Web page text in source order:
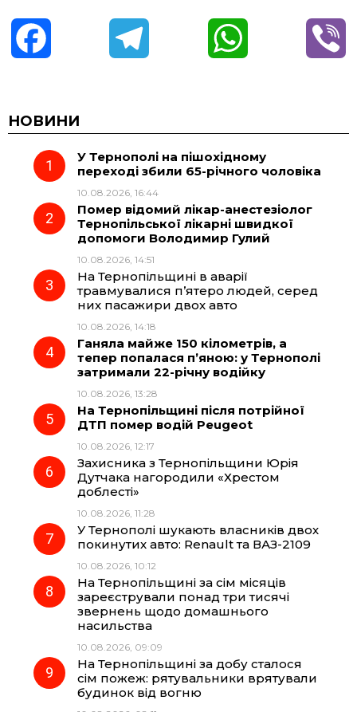
c
e
o
o
e
g
r
a
m
t
A
НОВИНИ
У Тернополі на пішохідному
переході збили 65-річного чоловіка
10.08.2026, 16:44
Помер відомий лікар-анестезіолог
Тернопільської лікарні швидкої
допомоги Володимир Гулий
10.08.2026, 14:51
На Тернопільщині в аварії
травмувалися п’ятеро людей, серед
них пасажири двох авто
10.08.2026, 14:18
Ганяла майже 150 кілометрів, а
тепер попалася п’яною: у Тернополі
затримали 22-річну водійку
10.08.2026, 13:28
На Тернопільщині після потрійної
ДТП помер водій Peugeot
10.08.2026, 12:17
Захисника з Тернопільщини Юрія
Дутчака нагородили «Хрестом
доблесті»
10.08.2026, 11:28
У Тернополі шукають власників двох
покинутих авто: Renault та ВАЗ-2109
10.08.2026, 10:12
На Тернопільщині за сім місяців
зареєстрували понад три тисячі
звернень щодо домашнього
насильства
10.08.2026, 09:09
На Тернопільщині за добу сталося
сім пожеж: рятувальники врятували
будинок від вогню